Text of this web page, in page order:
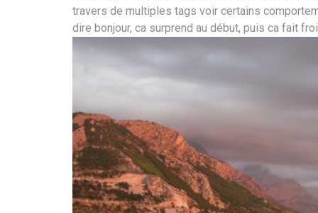
travers de multiples tags voir certains
dire bonjour, ca surprend au début, puis ca fait